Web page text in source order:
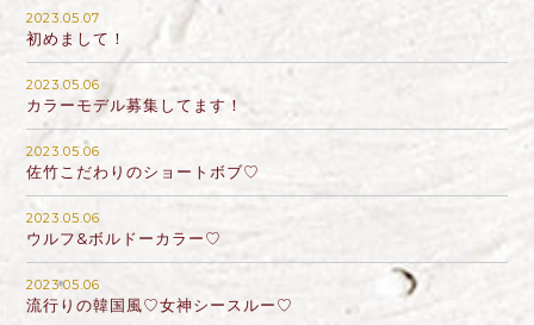
2023.05.07
初めまして！
2023.05.06
カラーモデル募集してます！
2023.05.06
佐竹こだわりのショートボブ♡
2023.05.06
ウルフ&ボルドーカラー♡
2023.05.06
流行りの韓国風♡女神シースルー♡